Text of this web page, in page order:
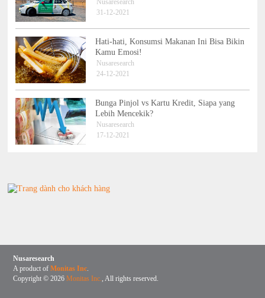
31-12-2021
Hati-hati, Konsumsi Makanan Ini Bisa Bikin
Kamu Emosi!
Nusaresearch
24-12-2021
Bunga Pinjol vs Kartu Kredit, Siapa yang
Lebih Mencekik?
Nusaresearch
17-12-2021
Nusaresearch
A product ofMonitas Inc.
Copyright © 2026Monitas Inc., All rights reserved.